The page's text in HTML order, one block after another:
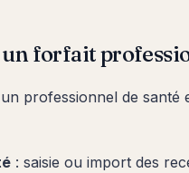
forfait
professionnel de santé
: saisie ou import des